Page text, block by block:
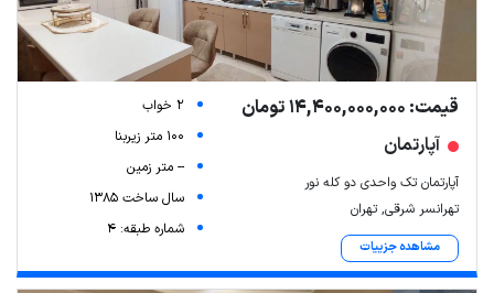
قیمت: 14,400,000,000 تومان
آپارتمان
آپارتمان تک واحدی دو کله نور
تهرانسر شرقی, تهران
مشاهده جزییات
2 خواب
100 متر زیربنا
-- متر زمین
سال ساخت 1385
شماره طبقه: 4